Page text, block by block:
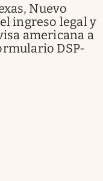
Nuevo
ingreso legal y
americana a
DSP-